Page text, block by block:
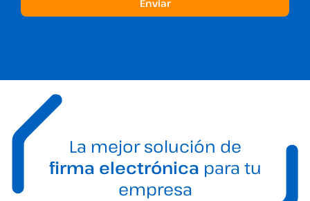
La mejor solución de
firma electrónica para tu
empresa